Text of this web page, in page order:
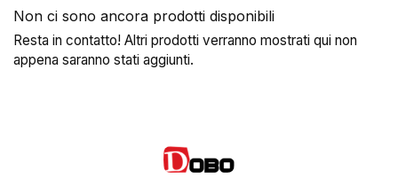
Non ci sono ancora prodotti disponibili
Resta in contatto! Altri prodotti verranno mostrati qui non
appena saranno stati aggiunti.